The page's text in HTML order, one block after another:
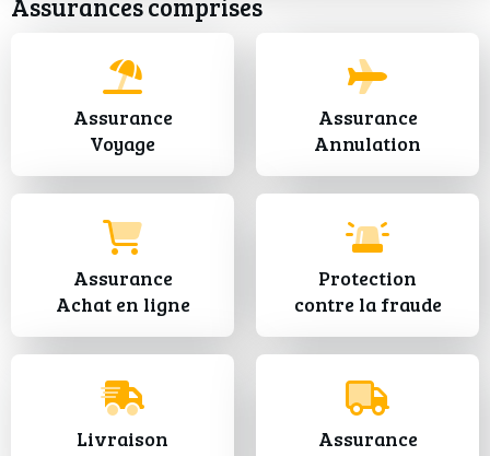
Assurances comprises
Assurance
Voyage
Assurance
Annulation
Assurance
Achat en ligne
Protection
contre la fraude
Livraison
Assurance